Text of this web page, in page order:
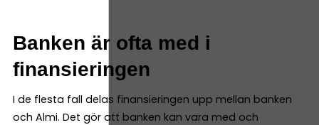
Banken är ofta med i
finansieringen
I de flesta fall delas finansieringen upp mellan banken
och Almi. Det gör att banken kan vara med och